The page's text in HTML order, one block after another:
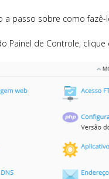
a passo sobre como fazê-
Painel de Controle, clique